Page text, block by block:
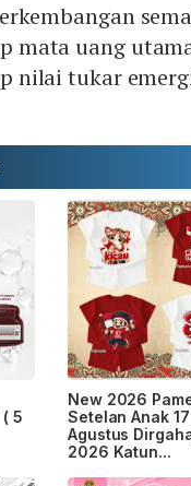
mata uang
nilai tukar
5
New 2026
Setelan Anak 17
Agustus
2026 Katun...